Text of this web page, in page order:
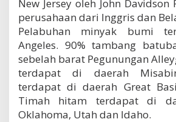
n
p
e
r
i
n
d
s
t
New Jersey oleh John Davidson
perusahaan dari Inggris dan
Pelabuhan minyak bumi
Angeles. 90% tambang
sebelah barat Pegunungan
terdapat di daerah
terdapat di daerah Great
Timah hitam terdapat di
Oklahoma, Utah dan Idaho.